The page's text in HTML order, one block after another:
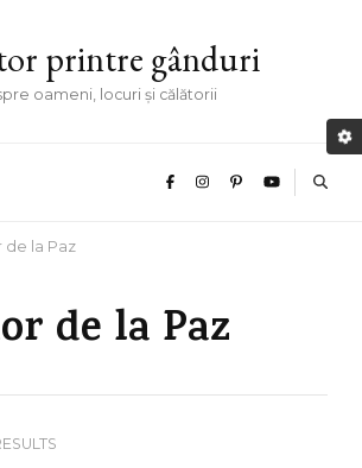
printre gânduri
oameni, locuri și călătorii
de la Paz
de la Paz